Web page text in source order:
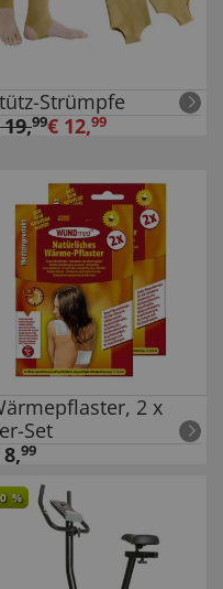
Strümpfe
19,99€ 12,99
2 x
Set
8,99
%